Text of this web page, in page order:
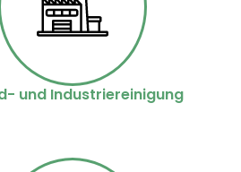
und Industriereinigung